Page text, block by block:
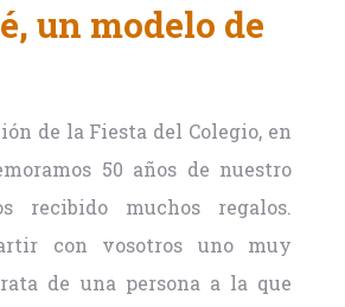
un modelo de
de la Fiesta del Colegio, en
50 años de nuestro
recibido muchos regalos.
con vosotros uno muy
de una persona a la que